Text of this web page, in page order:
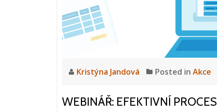
Kristýna Jandová Posted in Akce
WEBINÁŘ: EFEKTIVNÍ